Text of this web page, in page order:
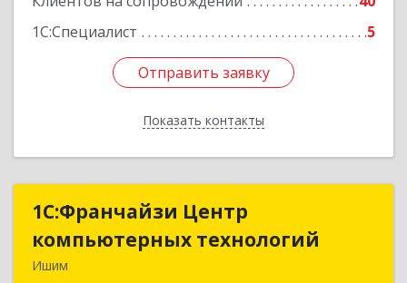
1С:Специалист
5
Отправить заявку
Показать контакты
Отправить заявку
Назад
1С:Франчайзи Центр
компьютерных технологий
Ишим
1С:Франчайзи Центр
компьютерных технологий